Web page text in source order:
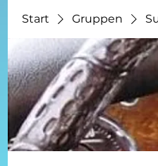
Start Gruppen